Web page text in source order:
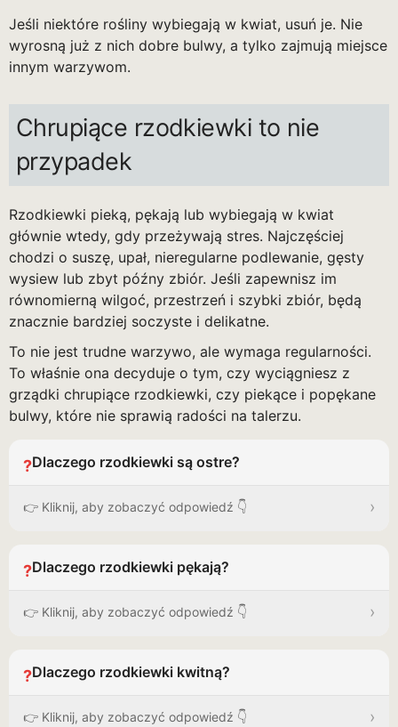
Jeśli niektóre rośliny wybiegają w kwiat, usuń je. Nie
wyrosną już z nich dobre bulwy, a tylko zajmują miejsce
innym warzywom.
Chrupiące rzodkiewki to nie
przypadek
Rzodkiewki pieką, pękają lub wybiegają w kwiat
głównie wtedy, gdy przeżywają stres. Najczęściej
chodzi o suszę, upał, nieregularne podlewanie, gęsty
wysiew lub zbyt późny zbiór. Jeśli zapewnisz im
równomierną wilgoć, przestrzeń i szybki zbiór, będą
znacznie bardziej soczyste i delikatne.
To nie jest trudne warzywo, ale wymaga regularności.
To właśnie ona decyduje o tym, czy wyciągniesz z
grządki chrupiące rzodkiewki, czy piekące i popękane
bulwy, które nie sprawią radości na talerzu.
?Dlaczego rzodkiewki są ostre?
👉 Kliknij, aby zobaczyć odpowiedź 👇 ›
?Dlaczego rzodkiewki pękają?
👉 Kliknij, aby zobaczyć odpowiedź 👇 ›
?Dlaczego rzodkiewki kwitną?
👉 Kliknij, aby zobaczyć odpowiedź 👇 ›